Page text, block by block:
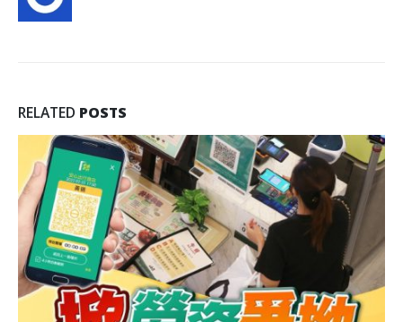
RELATED POSTS